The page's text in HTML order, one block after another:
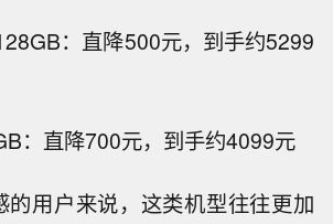
：直降500元，到手约5299
：直降700元，到手约4099元
的用户来说，这类机型往往更加